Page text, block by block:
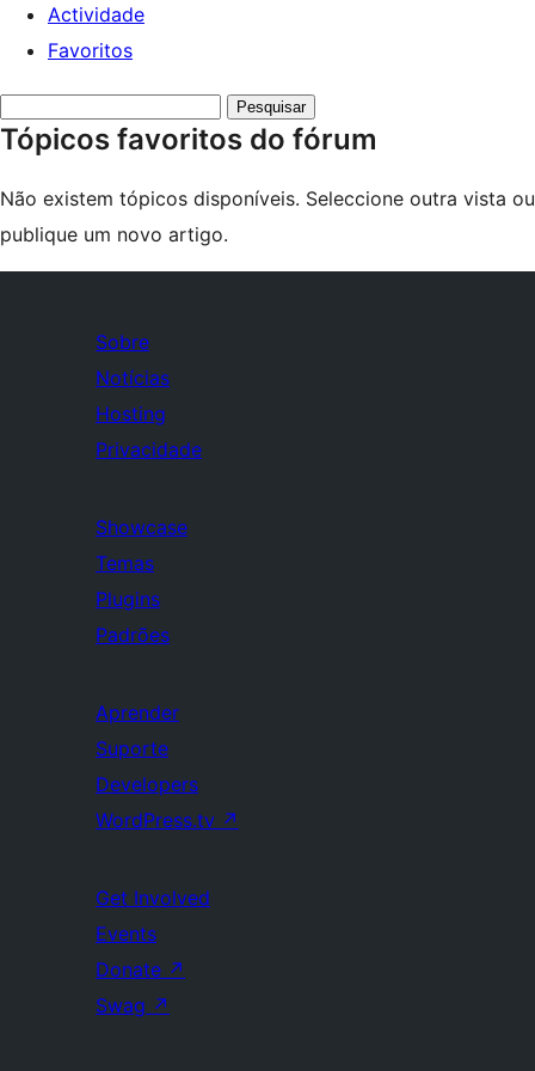
Actividade
Favoritos
topics:
Tópicos favoritos do fórum
Não existem tópicos disponíveis. Seleccione outra vista ou
publique um novo artigo.
Sobre
Notícias
Hosting
Privacidade
Showcase
Temas
Plugins
Padrões
Aprender
Suporte
Developers
WordPress.tv ↗
Get Involved
Events
Donate ↗
Swag ↗